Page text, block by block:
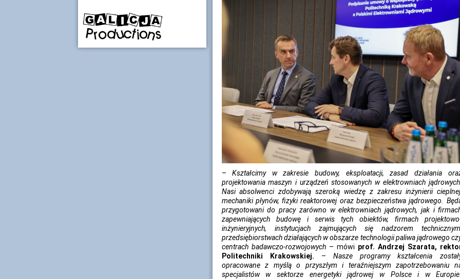
–Kształcimy w zakresie budowy, eksploatacji, zasad działania
projektowania maszyn i urządzeń stosowanych w elektrowniach jądrowych.
Nasi absolwenci zdobywają szeroką wiedzę z zakresu inżynierii
mechaniki płynów, fizyki reaktorowej oraz bezpieczeństwa jądrowego.
przygotowani do pracy zarówno w elektrowniach jądrowych, jak i
zapewniających budowę i serwis tych obiektów, firmach
inżynieryjnych, instytucjach zajmujących się nadzorem
przedsiębiorstwach działających w obszarze technologii paliwa jądrowego
centrach badawczo-rozwojowych – mówi prof. Andrzej Szarata,
Politechniki Krakowskiej. –Nasze programy kształcenia
opracowane z myślą o przyszłym i teraźniejszym zapotrzebowaniu
specjalistów w sektorze energetyki jądrowej w Polsce i w Europie.